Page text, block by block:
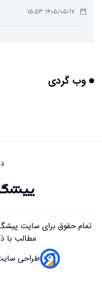
استفاده کردند
۱۴۰۵/۰۵/۱۷ ۱۵:۵۳
مریخ‌نورد ناسا به ماه
آیا میوه و عسل به بزرگ‌تر
وب گردی
تمام حقوق برای سایت
مطالب با
طراحی